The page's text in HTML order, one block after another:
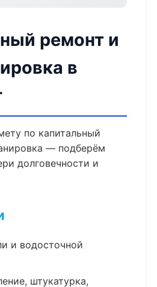
ремонт и
в
по капитальный
— подберём
долговечности и
и водосточной
штукатурка,